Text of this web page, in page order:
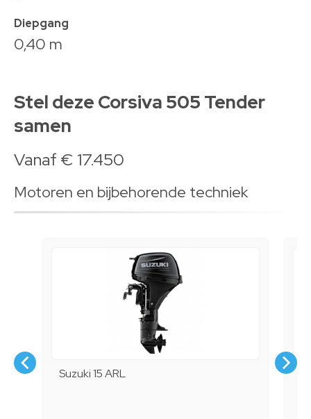
Diepgang
0,40 m
Stel deze Corsiva 505 Tender
samen
Vanaf € 17.450
Motoren en bijbehorende techniek
Suzuki 15 ARL